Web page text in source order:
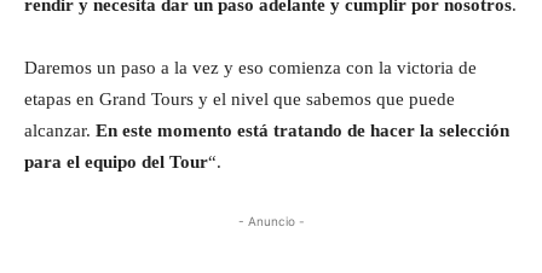
rendir y necesita dar un paso adelante y cumplir por nosotros.
Daremos un paso a la vez y eso comienza con la victoria de
etapas en Grand Tours y el nivel que sabemos que puede
alcanzar. En este momento está tratando de hacer la selección
para el equipo del Tour“.
- Anuncio -